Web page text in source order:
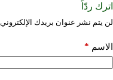
اترك ردّاً
لن يتم نشر عنوان بريدك الإلكتروني.
الاسم *